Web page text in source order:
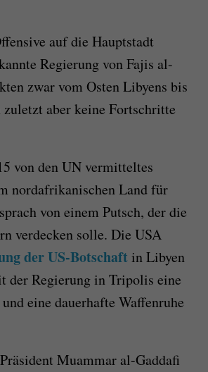
auf die Hauptstadt
Regierung von Fajis al-
zwar vom Osten Libyens bis
aber keine Fortschritte
von den UN vermitteltes
nordafrikanischen Land für
von einem Putsch, der die
verdecken solle. Die USA
der US-Botschaft in Libyen
der Regierung in Tripolis eine
eine dauerhafte Waffenruhe
Muammar al-Gaddafi